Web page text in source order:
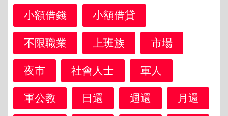
小額借錢 小額借貸
不限職業 上班族 市場
夜市 社會人士 軍人
軍公教 日還 週還 月還